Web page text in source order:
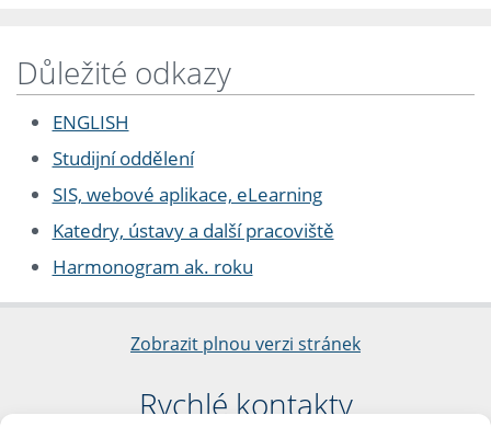
Důležité odkazy
ENGLISH
Studijní oddělení
SIS, webové aplikace, eLearning
Katedry, ústavy a další pracoviště
Harmonogram ak. roku
Zobrazit plnou verzi stránek
Rychlé kontakty